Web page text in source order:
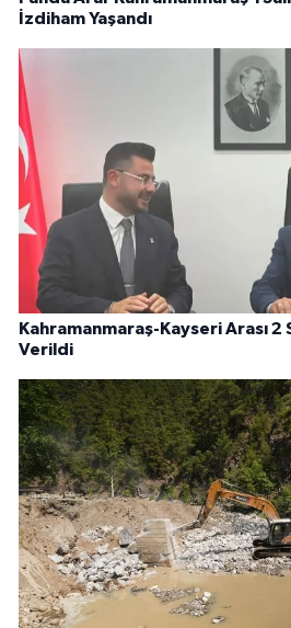
İzdiham Yaşandı
Kahramanmaraş-Kayseri Arası 2
Verildi